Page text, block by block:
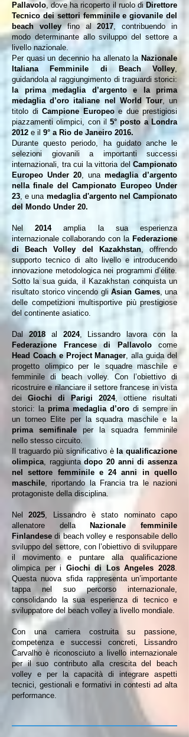
Pallavolo, dove ha ricoperto il ruolo di Direttore
Tecnico dei settori femminile e giovanile del
beach volleyfino al 2017, contribuendo in
modo determinante allo sviluppo del settore a
livello nazionale.
Per quasi un decennio ha allenato la Nazionale
Italiana Femminile di Beach Volley,
guidandola al raggiungimento di traguardi storici:
la prima medaglia d’argento e la prima
medaglia d’oro italiane nel World Tour, un
titolo di Campione Europeoe due prestigiosi
piazzamenti olimpici, con il 5° posto a Londra
2012 e il 9° a Rio de Janeiro 2016.
Durante questo periodo, ha guidato anche le
selezioni giovanili a importanti successi
internazionali, tra cui la vittoria del Campionato
Europeo Under 20, una medaglia d’argento
nella finale del Campionato Europeo Under
23, e una medaglia d'argento nel Campionato
del Mondo Under 20.
Nel2014amplia la sua esperienza
internazionale collaborando con la Federazione
di Beach Volley del Kazakhstan, offrendo
supporto tecnico di alto livello e introducendo
innovazione metodologica nei programmi d’élite.
Sotto la sua guida, il Kazakhstan conquista un
risultato storico vincendo gli Asian Games, una
delle competizioni multisportive più prestigiose
del continente asiatico.
Dal2018al 2024, Lissandro lavora con la
Federazione Francese di Pallavolocome
Head Coach e Project Manager, alla guida del
progetto olimpico per le squadre maschile e
femminile di beach volley. Con l’obiettivo di
ricostruire e rilanciare il settore francese in vista
dei Giochi di Parigi 2024, ottiene risultati
storici: laprima medaglia d’oro di sempre in
un torneo Elite per la squadra maschile e la
prima semifinale per la squadra femminile
nello stesso circuito.
Il traguardo più significativo è la qualificazione
olimpica, raggiuntadopo 20 anni di assenza
nel settore femminile e 24 anni in quello
maschile, riportando la Francia tra le nazioni
protagoniste della disciplina.
Nel 2025, Lissandro è stato nominato capo
allenatore della
Nazionale femminile
Finlandese di beach volley e responsabile dello
sviluppo del settore, con l’obiettivo di sviluppare
il movimento e puntare alla qualificazione
olimpica per i Giochi di Los Angeles 2028.
Questa nuova sfida rappresenta un’importante
tappa nel suo percorso internazionale,
consolidando la sua esperienza di tecnico e
sviluppatore del beach volley a livello mondiale.
Con una carriera costruita su passione,
competenza e successi concreti, Lissandro
Carvalho è riconosciuto a livello internazionale
per il suo contributo alla crescita del beach
volley e per la capacità di integrare aspetti
tecnici, gestionali e formativi in contesti ad alta
performance.